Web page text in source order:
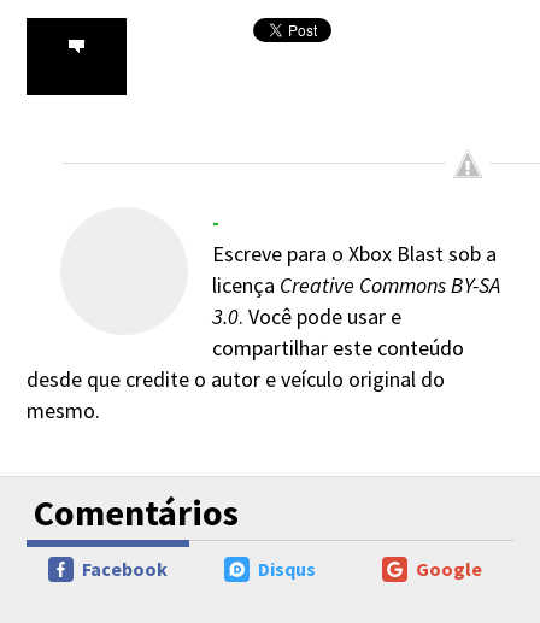
-
Escreve para o Xbox Blast sob a
licença Creative Commons BY-SA
3.0. Você pode usar e
compartilhar este conteúdo
desde que credite o autor e veículo original do
mesmo.
Comentários
Google
Disqus
Facebook